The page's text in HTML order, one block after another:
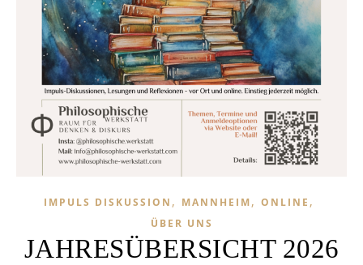
IMPULS DISKUSSION , MANNHEIM, ONLINE ,
ÜBER UNS
JAHRESÜBERSICHT 2026